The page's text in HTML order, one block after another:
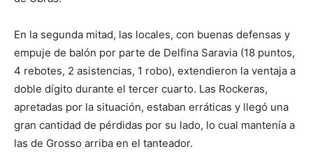
En la segunda mitad, las locales, con buenas defensas y
empuje de balón por parte de Delfina Saravia (18 puntos,
4 rebotes, 2 asistencias, 1 robo), extendieron la ventaja a
doble dígito durante el tercer cuarto. Las Rockeras,
apretadas por la situación, estaban erráticas y llegó una
gran cantidad de pérdidas por su lado, lo cual mantenía a
las de Grosso arriba en el tanteador.